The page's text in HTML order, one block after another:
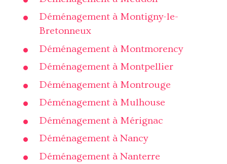
Déménagement à Montigny-le-
Bretonneux
Déménagement à Montmorency
Déménagement à Montpellier
Déménagement à Montrouge
Déménagement à Mulhouse
Déménagement à Mérignac
Déménagement à Nancy
Déménagement à Nanterre